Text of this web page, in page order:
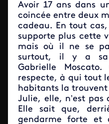
Avoir 17 ans dans
coincée entre deux
cadeau. En tout
supporte plus cette
mais où il ne se
surtout, il y a sa
Gabrielle
respecte, à qui tout
habitants la
Julie, elle, n’est pas
Elle sait que,
gendarme forte et